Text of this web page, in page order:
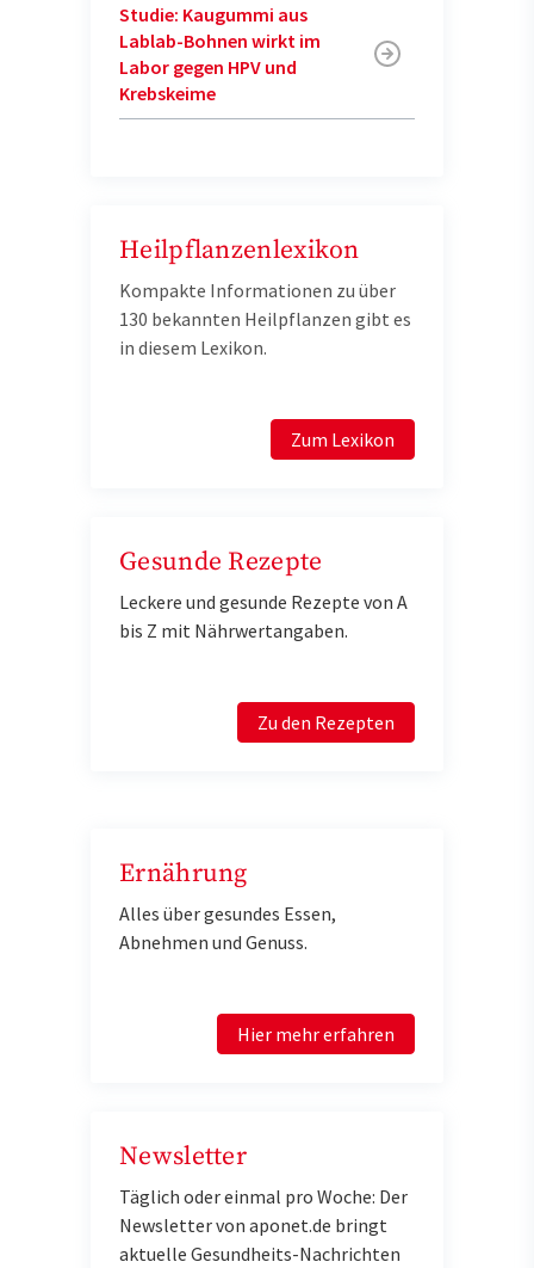
Studie: Kaugummi aus
Lablab-Bohnen wirkt im
Labor gegen HPV und
Krebskeime
Heilpflanzenlexikon
Kompakte Informationen zu über
130 bekannten Heilpflanzen gibt es
in diesem Lexikon.
Zum Lexikon
Gesunde Rezepte
Leckere und gesunde Rezepte von A
bis Z mit Nährwertangaben.
Zu den Rezepten
Ernährung
Alles über gesundes Essen,
Abnehmen und Genuss.
Hier mehr erfahren
Newsletter
Täglich oder einmal pro Woche: Der
Newsletter von aponet.de bringt
aktuelle Gesundheits-Nachrichten